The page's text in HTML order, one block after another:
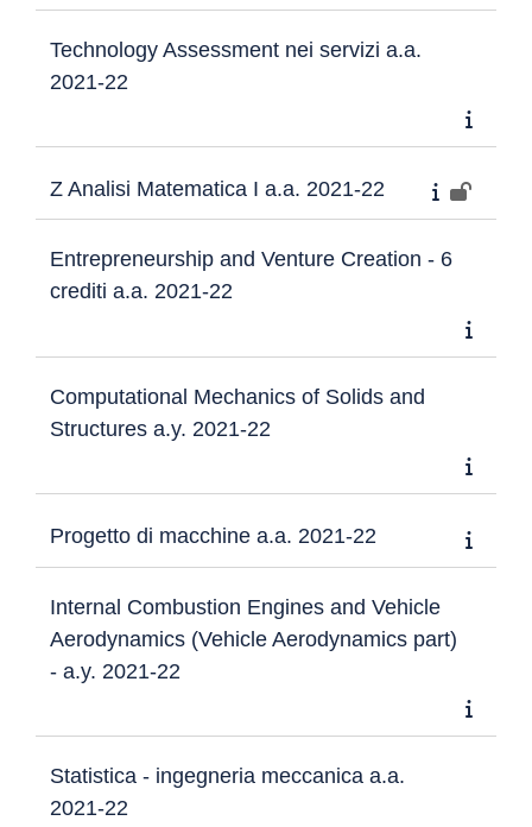
Technology Assessment nei servizi a.a.
2021-22
Z Analisi Matematica I a.a. 2021-22
Entrepreneurship and Venture Creation - 6
crediti a.a. 2021-22
Computational Mechanics of Solids and
Structures a.y. 2021-22
Progetto di macchine a.a. 2021-22
Internal Combustion Engines and Vehicle
Aerodynamics (Vehicle Aerodynamics part)
- a.y. 2021-22
Statistica - ingegneria meccanica a.a.
2021-22